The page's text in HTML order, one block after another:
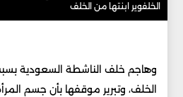
الخلفوير ابنتها من الخلف
وهاجم خلف الناشطة السعودية
الخلف، وتبرير موقفها بأن جسم